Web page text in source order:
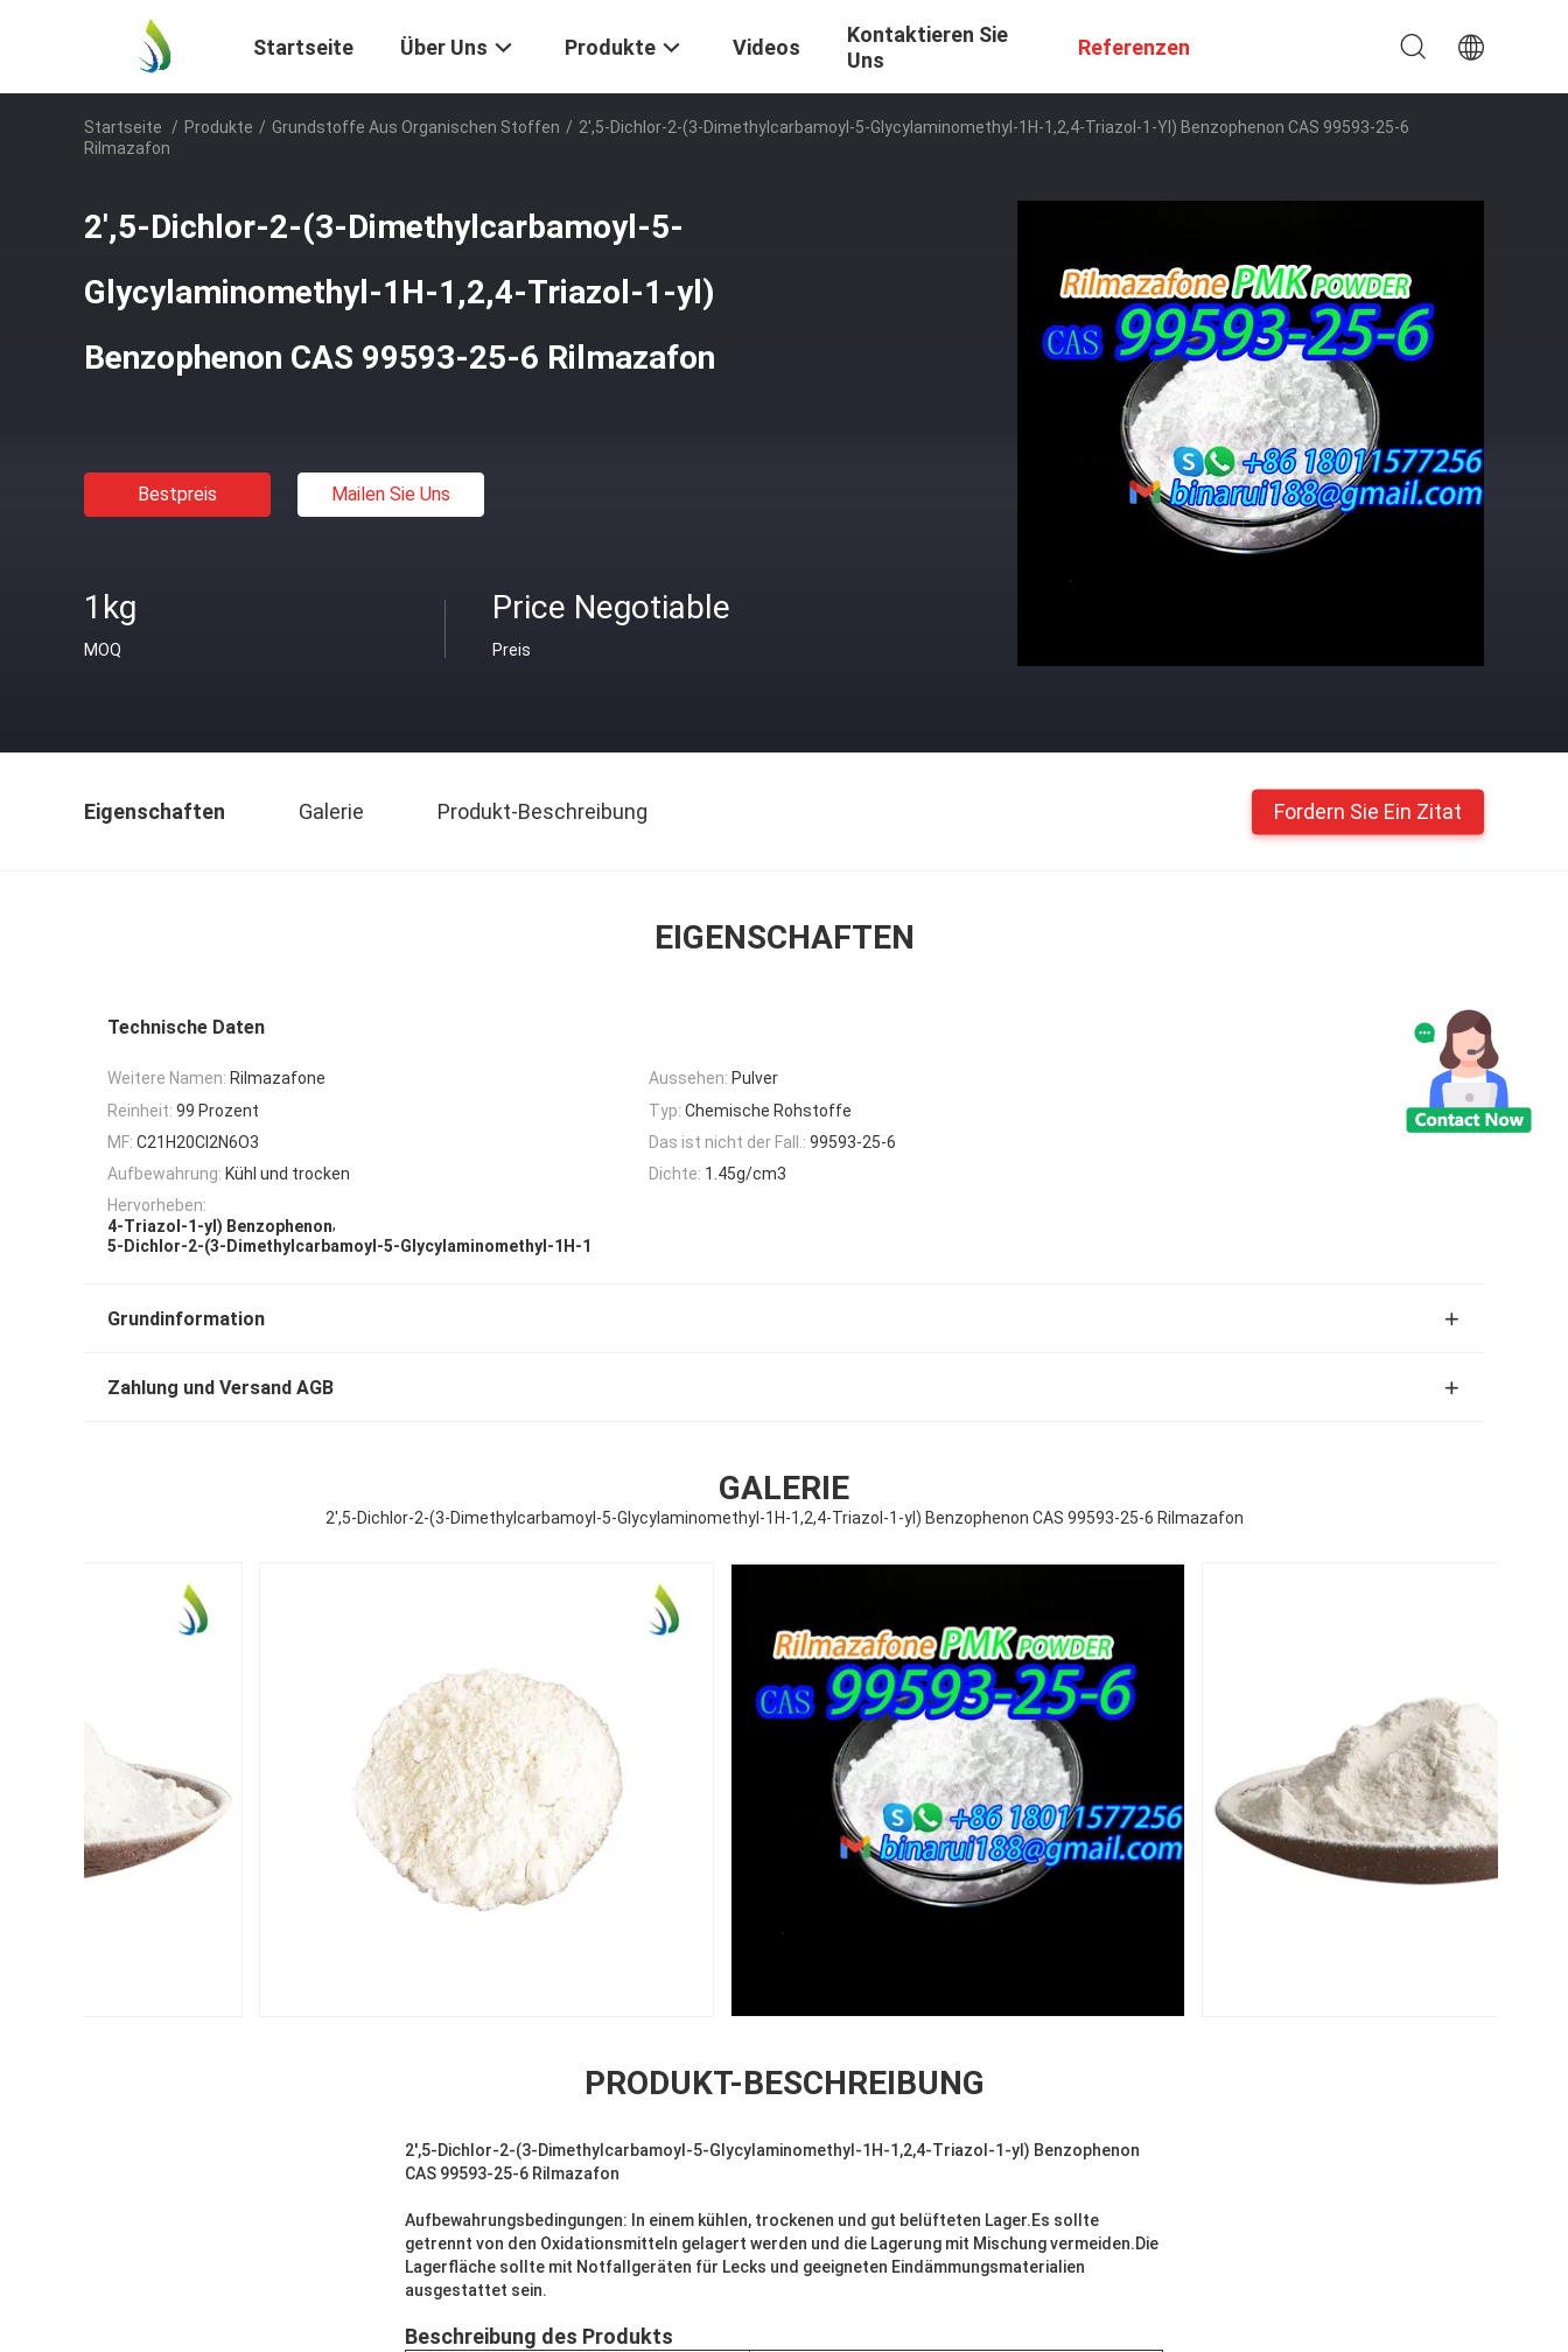
Startseite Über Uns Produkte Videos
Kontaktieren Sie
Uns
Referenzen
Startseite / Produkte / Grundstoffe Aus Organischen Stoffen / 2',5-Dichlor-2-(3-Dimethylcarbamoyl-5-Glycylaminomethyl-1H-1,2,4-Triazol-1-Yl) Benzophenon CAS 99593-25-6
Rilmazafon
2',5-Dichlor-2-(3-Dimethylcarbamoyl-5-
Glycylaminomethyl-1H-1,2,4-Triazol-1-yl)
Benzophenon CAS 99593-25-6 Rilmazafon
Bestpreis Mailen Sie Uns
1kg
MOQ
Price Negotiable
Preis
Eigenschaften Galerie Produkt-Beschreibung Fordern Sie Ein Zitat
EIGENSCHAFTEN
Technische Daten
Weitere Namen: Rilmazafone Aussehen: Pulver
Reinheit: 99 Prozent Typ: Chemische Rohstoffe
MF: C21H20Cl2N6O3 Das ist nicht der Fall.: 99593-25-6
Aufbewahrung: Kühl und trocken Dichte: 1.45g/cm3
Hervorheben:
4-Triazol-1-yl) Benzophenon,
5-Dichlor-2-(3-Dimethylcarbamoyl-5-Glycylaminomethyl-1H-1
Grundinformation
Zahlung und Versand AGB
GALERIE
2',5-Dichlor-2-(3-Dimethylcarbamoyl-5-Glycylaminomethyl-1H-1,2,4-Triazol-1-yl) Benzophenon CAS 99593-25-6 Rilmazafon
PRODUKT-BESCHREIBUNG
2',5-Dichlor-2-(3-Dimethylcarbamoyl-5-Glycylaminomethyl-1H-1,2,4-Triazol-1-yl) Benzophenon
CAS 99593-25-6 Rilmazafon
Aufbewahrungsbedingungen: In einem kühlen, trockenen und gut belüfteten Lager.Es sollte
getrennt von den Oxidationsmitteln gelagert werden und die Lagerung mit Mischung vermeiden.Die
Lagerfläche sollte mit Notfallgeräten für Lecks und geeigneten Eindämmungsmaterialien
ausgestattet sein.
Beschreibung des Produkts